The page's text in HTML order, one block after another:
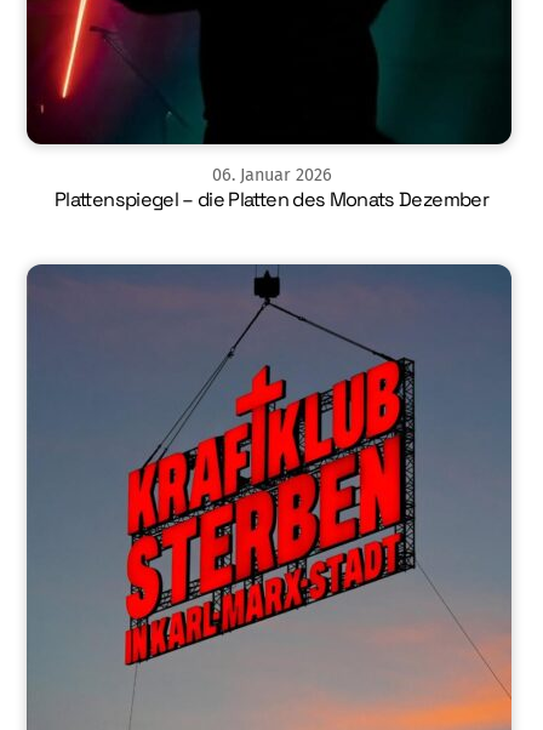
06. Januar 2026
Plattenspiegel – die Platten des Monats Dezember